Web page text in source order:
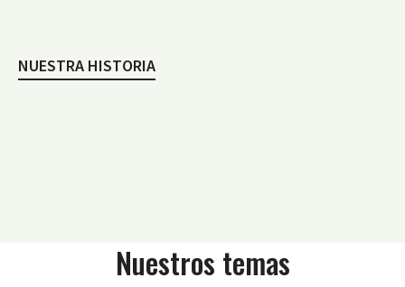
NUESTRA HISTORIA
Nuestros temas